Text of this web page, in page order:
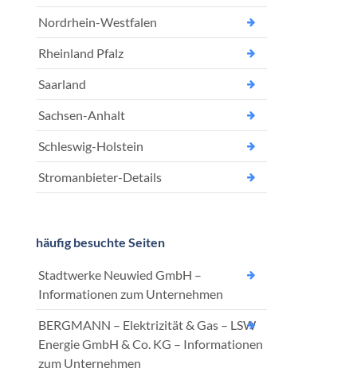
Nordrhein-Westfalen
Rheinland Pfalz
Saarland
Sachsen-Anhalt
Schleswig-Holstein
Stromanbieter-Details
häufig besuchte Seiten
Stadtwerke Neuwied GmbH –
Informationen zum Unternehmen
BERGMANN – Elektrizität & Gas – LSW
Energie GmbH & Co. KG – Informationen
zum Unternehmen